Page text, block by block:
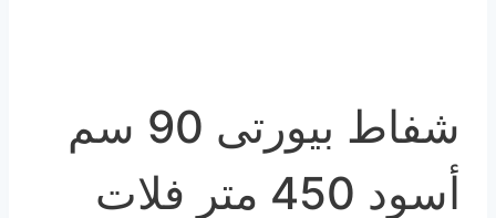
شفاط بيورتى 90 سم
أسود 450 متر فلات